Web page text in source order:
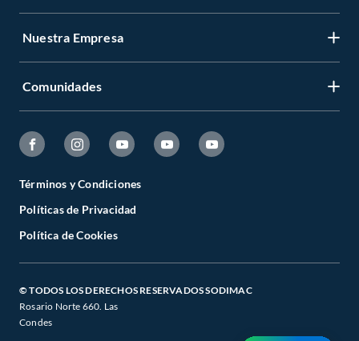
Nuestra Empresa
Comunidades
Términos y Condiciones
Políticas de Privacidad
Política de Cookies
© TODOS LOS DERECHOS RESERVADOS SODIMAC
Rosario Norte 660. Las
Condes